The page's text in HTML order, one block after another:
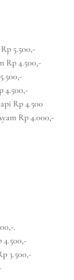
5.500,-
Rp 4.500,-
4.500,-
Rp 4.500
Rp 4.000,-
.
4.500,-
3.500,-